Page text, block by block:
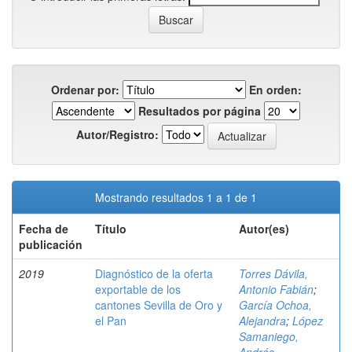
Ordenar por:
En orden:
Resultados por página
Autor/Registro:
Mostrando resultados 1 a 1 de 1
Fecha de
publicación
Título Autor(es)
2019
Diagnóstico de la oferta
exportable de los
cantones Sevilla de Oro y
el Pan
Torres Dávila,
Antonio Fabián;
García Ochoa,
Alejandra; López
Samaniego,